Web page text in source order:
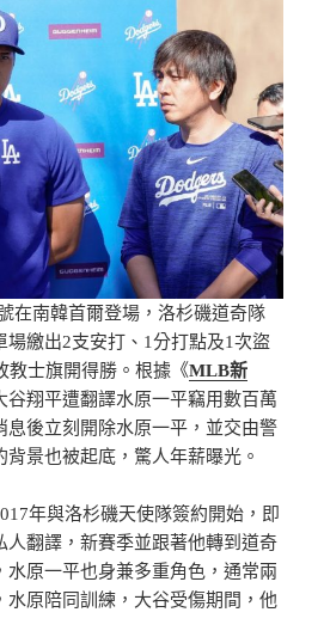
在南韓首爾登場，洛杉磯道奇隊
場繳出2支安打、1分打點及1次盜
教士旗開得勝。根據《MLB新
谷翔平遭翻譯水原一平竊用數百萬
息後立刻開除水原一平，並交由警
景也被起底，驚人年薪曝光。
年與洛杉磯天使隊簽約開始，即
人翻譯，新賽季並跟著他轉到道奇
水原一平也身兼多重角色，通常兩
水原陪同訓練，大谷受傷期間，他